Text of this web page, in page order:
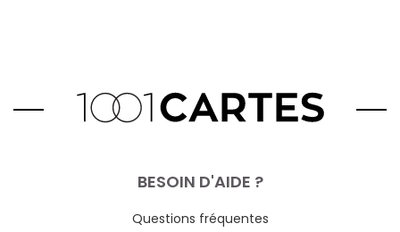
BESOIN D'AIDE ?
Questions fréquentes